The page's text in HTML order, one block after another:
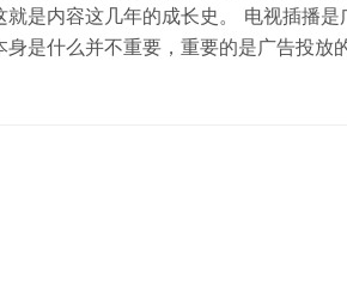
是内容这几年的成长史。 电视插播
是什么并不重要，重要的是广告投放
了关键的作用，帮助产品建立形象，